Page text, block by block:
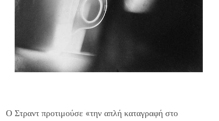
Ο Στραντ προτιμούσε «την απλή καταγραφή στο